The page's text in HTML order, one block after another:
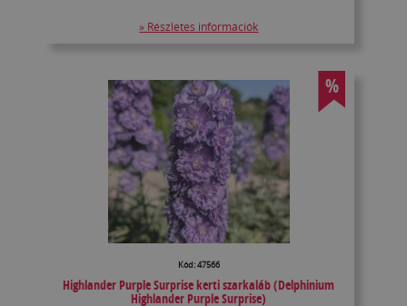
» Részletes információk
%
Kód: 47566
Highlander Purple Surprise kerti szarkaláb (Delphinium
Highlander Purple Surprise)